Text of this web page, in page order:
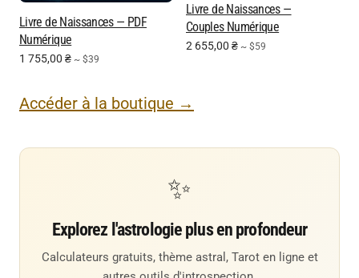
Livre de Naissances — PDF
Numérique
1 755,00 ₴ ~ $39
Livre de Naissances —
Couples Numérique
2 655,00 ₴ ~ $59
Accéder à la boutique →
✨
Explorez l'astrologie plus en profondeur
Calculateurs gratuits, thème astral, Tarot en ligne et